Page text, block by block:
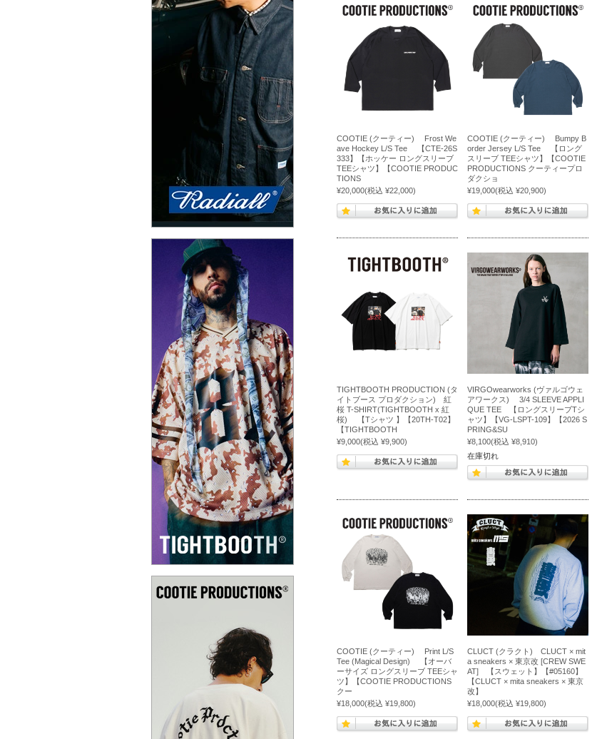
COOTIE (クーティー) Frost We
ave Hockey L/S Tee 【CTE-26S
333】【ホッケー ロングスリーブ
TEEシャツ】【COOTIE PRODUC
TIONS
¥20,000(税込 ¥22,000)
COOTIE (クーティー) Bumpy B
order Jersey L/S Tee 【ロング
スリーブ TEEシャツ】【COOTIE
PRODUCTIONS クーティープロ
ダクショ
¥19,000(税込 ¥20,900)
TIGHTBOOTH PRODUCTION (タ
イトブース プロダクション) 紅
桜 T-SHIRT(TIGHTBOOTH x 紅
桜) 【Tシャツ 】【20TH-T02】
【TIGHTBOOTH
¥9,000(税込 ¥9,900)
VIRGOwearworks (ヴァルゴウェ
アワークス) 3/4 SLEEVE APPLI
QUE TEE 【ロングスリーブTシ
ャツ】【VG-LSPT-109】【2026 S
PRING&SU
¥8,100(税込 ¥8,910)
在庫切れ
COOTIE (クーティー) Print L/S
Tee (Magical Design) 【オーバ
ーサイズ ロングスリーブ TEEシャ
ツ】【COOTIE PRODUCTIONS
クー
¥18,000(税込 ¥19,800)
CLUCT (クラクト) CLUCT × mit
a sneakers × 東京改 [CREW SWE
AT] 【スウェット】【#05160】
【CLUCT × mita sneakers × 東京
改】
¥18,000(税込 ¥19,800)